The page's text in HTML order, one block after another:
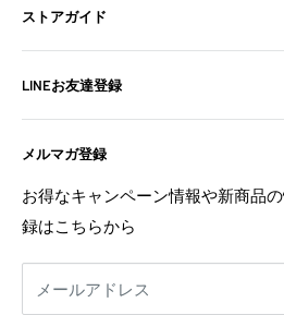
BixpyJetとは
BIXPY JETインストールガイド
フォトギャラリー
よくある質問
お問い合わせ
利用規約
返金ポリシー
ストアガイド
よくある質問
お問い合わせ
配送ポリシー
特定商取引法に基づく表記
返金ポリシー
プライバシーポリシー
利用規約
事業者様へ
メルマガ登録
お得なキャンペーン情報や新商品
録はこちらから
メールアドレス
LINEお友達登録